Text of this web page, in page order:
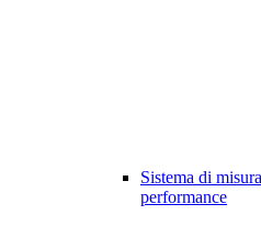
Sistema di
performance